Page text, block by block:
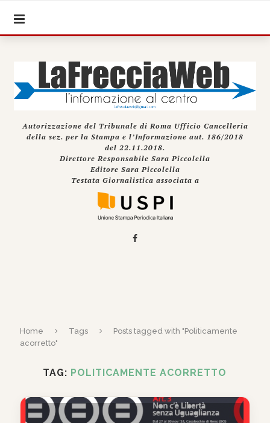
Autorizzazione del Tribunale di Roma Ufficio Cancelleria
della sez. per la Stampa e l’Informazione aut. 186/2018
del 22.11.2018.
Direttore Responsabile Sara Piccolella
Editore Sara Piccolella
Testata Giornalistica associata a
Home Tags
Posts tagged with "Politicamente
acorretto"
TAG: POLITICAMENTE ACORRETTO